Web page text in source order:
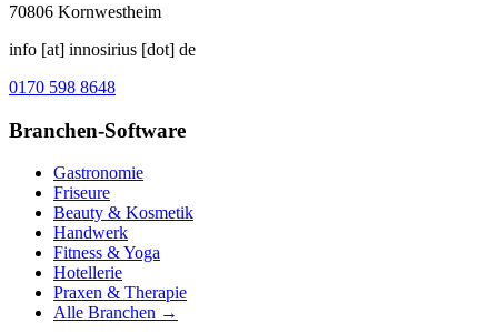
70806 Kornwestheim
info [at] innosirius [dot] de
0170 598 8648
Branchen-Software
Gastronomie
Friseure
Beauty & Kosmetik
Handwerk
Fitness & Yoga
Hotellerie
Praxen & Therapie
Alle Branchen →